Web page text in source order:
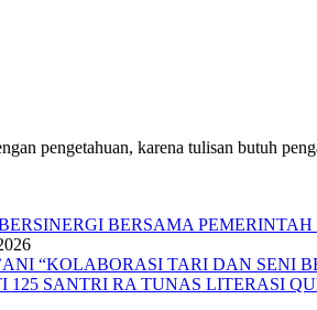
pengetahuan, karena tulisan butuh
BERSAMA
“KOLABORASI TARI DAN SENI
SANTRI RA TUNAS LITERASI